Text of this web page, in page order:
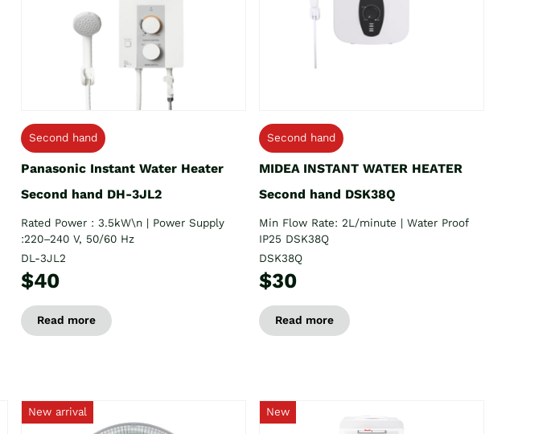
Second hand
Panasonic Instant Water Heater
Second hand DH-3JL2
Rated Power : 3.5kW\n | Power Supply
:220–240 V, 50/60 Hz
DL-3JL2
$40
Read more
Second hand
MIDEA INSTANT WATER HEATER
Second hand DSK38Q
Min Flow Rate: 2L/minute | Water Proof
IP25 DSK38Q
DSK38Q
$30
Read more
New arrival New